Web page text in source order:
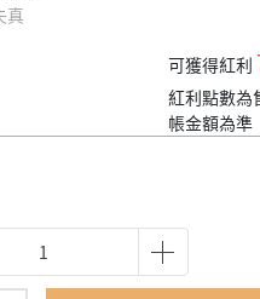
真
可獲得紅利
紅利點數為
帳金額為準